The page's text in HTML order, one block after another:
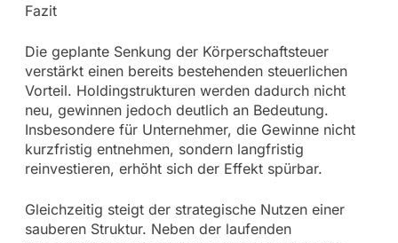
Fazit
Die geplante Senkung der Körperschaftsteuer
verstärkt einen bereits bestehenden steuerlichen
Vorteil. Holdingstrukturen werden dadurch nicht
neu, gewinnen jedoch deutlich an Bedeutung.
Insbesondere für Unternehmer, die Gewinne nicht
kurzfristig entnehmen, sondern langfristig
reinvestieren, erhöht sich der Effekt spürbar.
Gleichzeitig steigt der strategische Nutzen einer
sauberen Struktur. Neben der laufenden